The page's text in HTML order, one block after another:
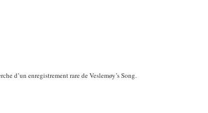
d’un enregistrement rare de Veslemøy’s Song.